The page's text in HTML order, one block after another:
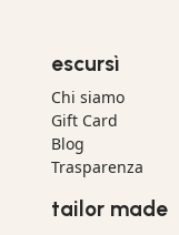
escursì
Chi siamo
Gift Card
Blog
Trasparenza
tailor made